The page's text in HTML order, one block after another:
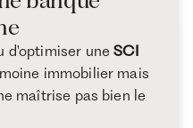
d'optimiser uneSCI
immobilier mais
maîtrise pas bien le